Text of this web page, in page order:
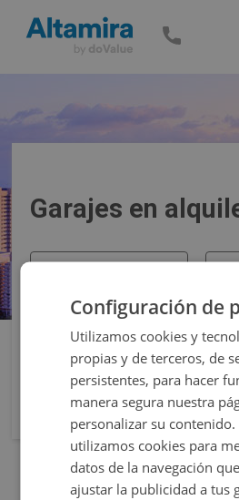
Garajes en
Configuración de
Utilizamos cookies y
propias y de terceros, de
persistentes, para hacer
manera segura nuestra
personalizar su
utilizamos cookies para
datos de la navegación
ajustar la publicidad a tus